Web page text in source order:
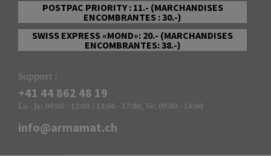
POSTPAC PRIORITY : 11.- (MARCHANDISES
ENCOMBRANTES : 30.-)
SWISS EXPRESS «MOND»: 20.- (MARCHANDISES
ENCOMBRANTES: 38.-)
Support :
+41 44 862 48 19
Lu - Je: 09:00 - 12:00 / 13:00 - 17:00, Ve: 09:00 - 14:00
info@armamat.ch